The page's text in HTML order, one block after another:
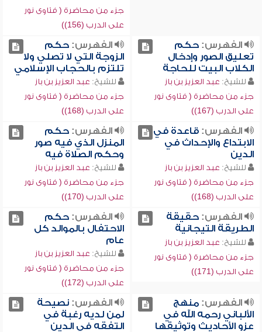
جزء من محاضرة ( فتاوى نور
على الدرب (156))
الفهرس:حكم
تعليق الصور وإدخال
الكلاب البيت للحاجة
للشيخ: عبد العزيز بن باز
جزء من محاضرة ( فتاوى نور
على الدرب (167))
الفهرس:حكم
الزوجة التي لا تصلي ولا
تلتزم بالحجاب الإسلامي
للشيخ: عبد العزيز بن باز
جزء من محاضرة ( فتاوى نور
على الدرب (168))
الفهرس:قاعدة في
الابتداع والإحداث في
الدين
للشيخ: عبد العزيز بن باز
جزء من محاضرة ( فتاوى نور
على الدرب (168))
الفهرس:حكم
المنزل الذي فيه صور
وحكم الصلاة فيه
للشيخ: عبد العزيز بن باز
جزء من محاضرة ( فتاوى نور
على الدرب (170))
الفهرس:حقيقة
الطريقة التيجانية
للشيخ: عبد العزيز بن باز
جزء من محاضرة ( فتاوى نور
على الدرب (171))
الفهرس:حكم
الاحتفال بالموالد كل
عام
للشيخ: عبد العزيز بن باز
جزء من محاضرة ( فتاوى نور
على الدرب (172))
الفهرس:منهج
الألباني رحمه الله في
عزو الأحاديث وتوثيقها
الفهرس:نصيحة
لمن لديه رغبة في
التفقه في الدين